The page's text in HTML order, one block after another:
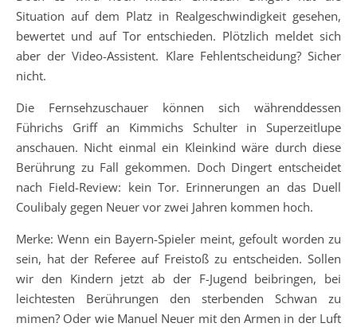
Situation auf dem Platz in Realgeschwindigkeit gesehen,
bewertet und auf Tor entschieden. Plötzlich meldet sich
aber der Video-Assistent. Klare Fehlentscheidung? Sicher
nicht.
Die Fernsehzuschauer können sich währenddessen
Führichs Griff an Kimmichs Schulter in Superzeitlupe
anschauen. Nicht einmal ein Kleinkind wäre durch diese
Berührung zu Fall gekommen. Doch Dingert entscheidet
nach Field-Review: kein Tor. Erinnerungen an das Duell
Coulibaly gegen Neuer vor zwei Jahren kommen hoch.
Merke: Wenn ein Bayern-Spieler meint, gefoult worden zu
sein, hat der Referee auf Freistoß zu entscheiden. Sollen
wir den Kindern jetzt ab der F-Jugend beibringen, bei
leichtesten Berührungen den sterbenden Schwan zu
mimen? Oder wie Manuel Neuer mit den Armen in der Luft